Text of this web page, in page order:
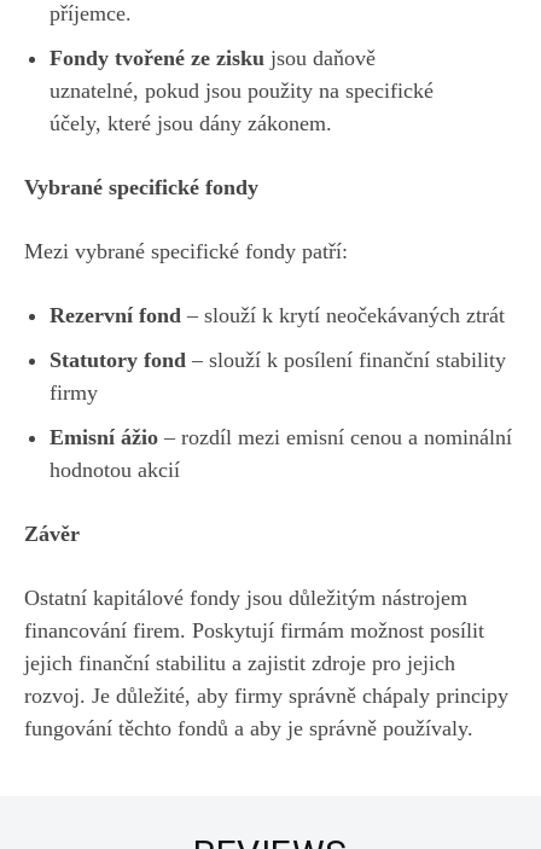
příjemce.
Fondy tvořené ze zisku jsou daňově
uznatelné, pokud jsou použity na specifické
účely, které jsou dány zákonem.
Vybrané specifické fondy
Mezi vybrané specifické fondy patří:
Rezervní fond – slouží k krytí neočekávaných ztrát
Statutory fond – slouží k posílení finanční stability
firmy
Emisní ážio – rozdíl mezi emisní cenou a nominální
hodnotou akcií
Závěr
Ostatní kapitálové fondy jsou důležitým nástrojem
financování firem. Poskytují firmám možnost posílit
jejich finanční stabilitu a zajistit zdroje pro jejich
rozvoj. Je důležité, aby firmy správně chápaly principy
fungování těchto fondů a aby je správně používaly.